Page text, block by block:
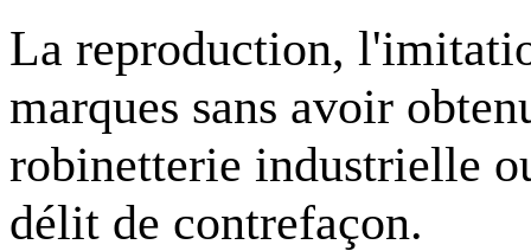
La reproduction,
marques sans avoir
robinetterie industrielle
délit de contrefaçon.